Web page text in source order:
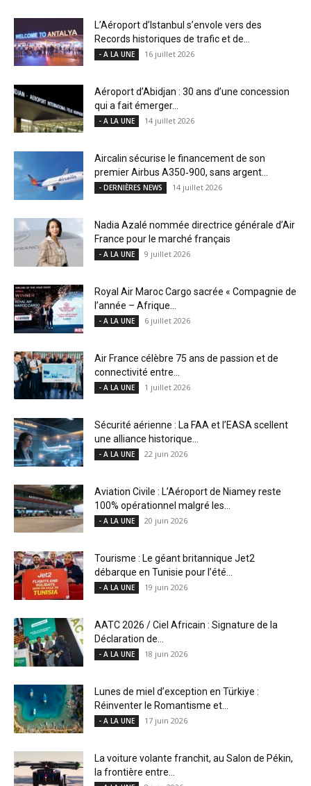
L’Aéroport d’Istanbul s’envole vers des
Records historiques de trafic et de...
- A LA UNE 16 juillet 2026
Aéroport d’Abidjan : 30 ans d’une concession
qui a fait émerger...
- A LA UNE 14 juillet 2026
Aircalin sécurise le financement de son
premier Airbus A350‑900, sans argent...
- DERNIÈRES NEWS 14 juillet 2026
Nadia Azalé nommée directrice générale d’Air
France pour le marché français
- A LA UNE 9 juillet 2026
Royal Air Maroc Cargo sacrée « Compagnie de
l’année – Afrique...
- A LA UNE 6 juillet 2026
Air France célèbre 75 ans de passion et de
connectivité entre...
- A LA UNE 1 juillet 2026
Sécurité aérienne : La FAA et l’EASA scellent
une alliance historique...
- A LA UNE 22 juin 2026
Aviation Civile : L’Aéroport de Niamey reste
100% opérationnel malgré les...
- A LA UNE 20 juin 2026
Tourisme : Le géant britannique Jet2
débarque en Tunisie pour l’été...
- A LA UNE 19 juin 2026
AATC 2026 / Ciel Africain : Signature de la
Déclaration de...
- A LA UNE 18 juin 2026
Lunes de miel d’exception en Türkiye :
Réinventer le Romantisme et...
- A LA UNE 17 juin 2026
La voiture volante franchit, au Salon de Pékin,
la frontière entre...